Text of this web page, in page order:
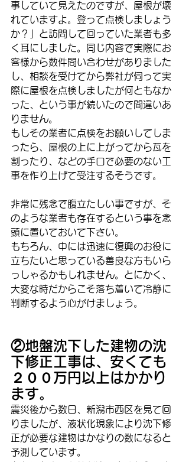
事していて見えたのですが、屋根が壊
れていますよ。登って点検しましょう
か？」と訪問して回っていた業者も多
く耳にしました。同じ内容で実際にお
客様から数件問い合わせがありました
し、相談を受けてから弊社が伺って実
際に屋根を点検しましたが何ともなか
った、という事が続いたので間違いあ
りません。
もしその業者に点検をお願いしてしま
ったら、屋根の上に上がってから瓦を
割ったり、などの手口で必要のない工
事を作り上げて受注するそうです。
非常に残念で腹立たしい事ですが、そ
のような業者も存在するという事を念
頭に置いておいて下さい。
もちろん、中には迅速に復興のお役に
立ちたいと思っている善良な方もいら
っしゃるかもしれません。とにかく、
大変な時だからこそ落ち着いて冷静に
判断するよう心がけましょう。
②地盤沈下した建物の沈
下修正工事は、安くても
２００万円以上はかかり
ます。
震災後から数日、新潟市西区を見て回
りましたが、液状化現象により沈下修
正が必要な建物はかなりの数になると
予測しています。